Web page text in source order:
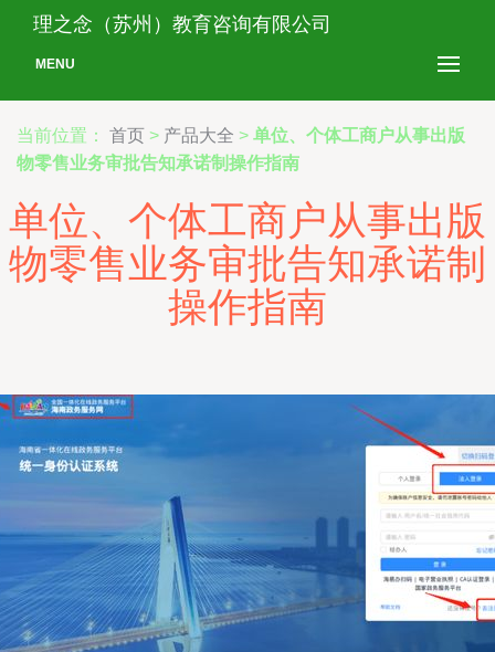
理之念（苏州）教育咨询有限公司
MENU
当前位置： 首页 > 产品大全 > 单位、个体工商户从事出版
物零售业务审批告知承诺制操作指南
单位、个体工商户从事出版
物零售业务审批告知承诺制
操作指南